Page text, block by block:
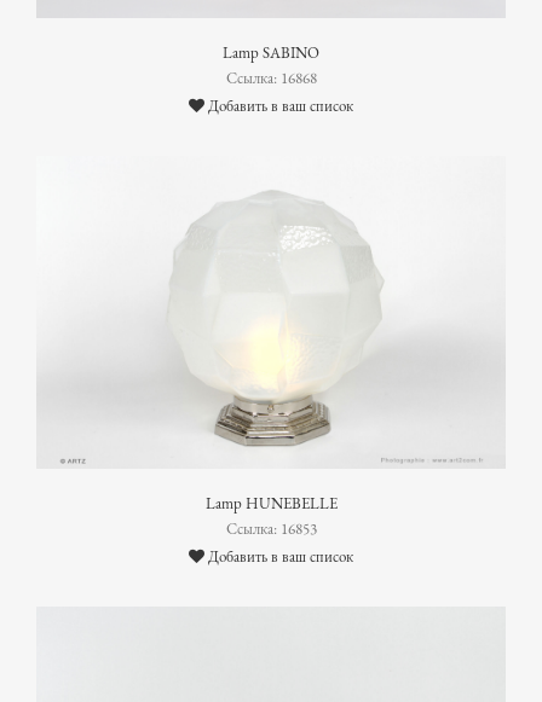
Lamp SABINO
Ссылка: 16868
Добавить в ваш список
Lamp HUNEBELLE
Ссылка: 16853
Добавить в ваш список